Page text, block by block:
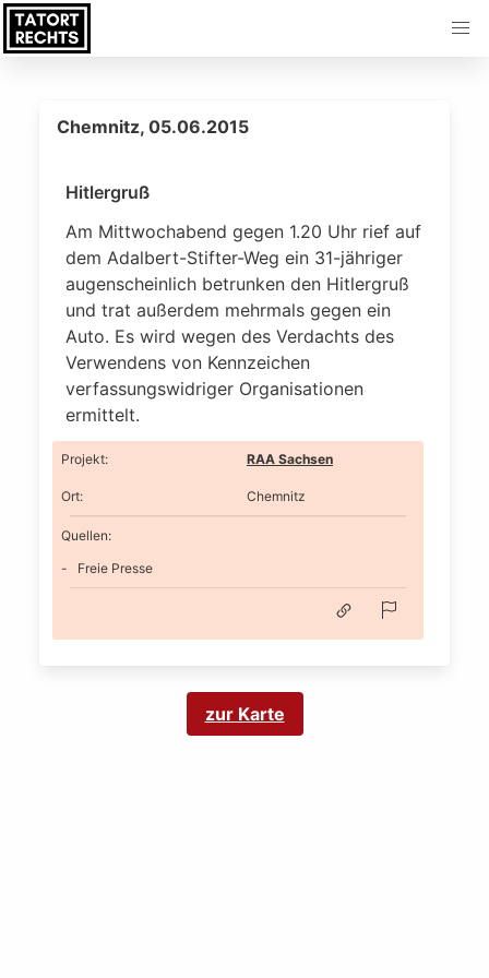
Chemnitz, 05.06.2015
Hitlergruß
Am Mittwochabend gegen 1.20 Uhr rief auf
dem Adalbert-Stifter-Weg ein 31-jähriger
augenscheinlich betrunken den Hitlergruß
und trat außerdem mehrmals gegen ein
Auto. Es wird wegen des Verdachts des
Verwendens von Kennzeichen
verfassungswidriger Organisationen
ermittelt.
Projekt: RAA Sachsen
Ort: Chemnitz
Quellen:
Freie Presse
zur Karte